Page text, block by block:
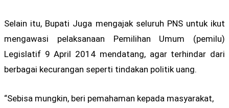
Selain itu, Bupati Juga mengajak seluruh PNS untuk ikut
mengawasi pelaksanaan Pemilihan Umum (pemilu)
Legislatif 9 April 2014 mendatang, agar terhindar dari
berbagai kecurangan seperti tindakan politik uang.
“Sebisa mungkin, beri pemahaman kepada masyarakat,